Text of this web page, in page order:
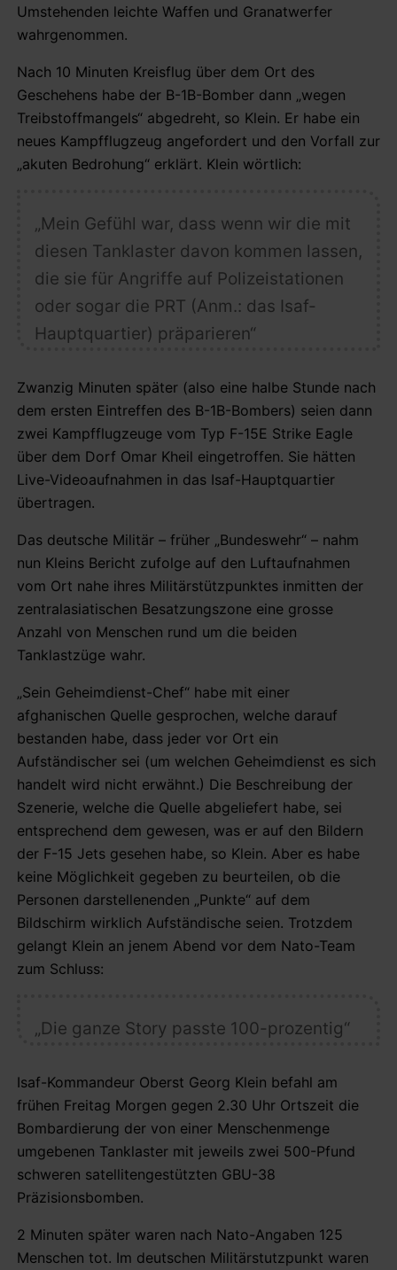
Umstehenden leichte Waffen und Granatwerfer
wahrgenommen.
Nach 10 Minuten Kreisflug über dem Ort des
Geschehens habe der B-1B-Bomber dann „wegen
Treibstoffmangels“ abgedreht, so Klein. Er habe ein
neues Kampfflugzeug angefordert und den Vorfall zur
„akuten Bedrohung“ erklärt. Klein wörtlich:
„Mein Gefühl war, dass wenn wir die mit
diesen Tanklaster davon kommen lassen,
die sie für Angriffe auf Polizeistationen
oder sogar die PRT (Anm.: das Isaf-
Hauptquartier) präparieren“
Zwanzig Minuten später (also eine halbe Stunde nach
dem ersten Eintreffen des B-1B-Bombers) seien dann
zwei Kampfflugzeuge vom Typ F-15E Strike Eagle
über dem Dorf Omar Kheil eingetroffen. Sie hätten
Live-Videoaufnahmen in das Isaf-Hauptquartier
übertragen.
Das deutsche Militär – früher „Bundeswehr“ – nahm
nun Kleins Bericht zufolge auf den Luftaufnahmen
vom Ort nahe ihres Militärstützpunktes inmitten der
zentralasiatischen Besatzungszone eine grosse
Anzahl von Menschen rund um die beiden
Tanklastzüge wahr.
„Sein Geheimdienst-Chef“ habe mit einer
afghanischen Quelle gesprochen, welche darauf
bestanden habe, dass jeder vor Ort ein
Aufständischer sei (um welchen Geheimdienst es sich
handelt wird nicht erwähnt.) Die Beschreibung der
Szenerie, welche die Quelle abgeliefert habe, sei
entsprechend dem gewesen, was er auf den Bildern
der F-15 Jets gesehen habe, so Klein. Aber es habe
keine Möglichkeit gegeben zu beurteilen, ob die
Personen darstellenenden „Punkte“ auf dem
Bildschirm wirklich Aufständische seien. Trotzdem
gelangt Klein an jenem Abend vor dem Nato-Team
zum Schluss:
„Die ganze Story passte 100-prozentig“
Isaf-Kommandeur Oberst Georg Klein befahl am
frühen Freitag Morgen gegen 2.30 Uhr Ortszeit die
Bombardierung der von einer Menschenmenge
umgebenen Tanklaster mit jeweils zwei 500-Pfund
schweren satellitengestützten GBU-38
Präzisionsbomben.
2 Minuten später waren nach Nato-Angaben 125
Menschen tot. Im deutschen Militärstutzpunkt waren